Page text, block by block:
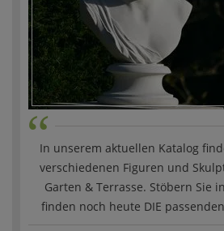
“In unserem aktuellen Katalog
verschiedenen Figuren und
Garten & Terrasse. Stöbern Sie
finden noch heute DIE